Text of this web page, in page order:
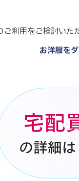
ご利用をご検討いた
お洋服を